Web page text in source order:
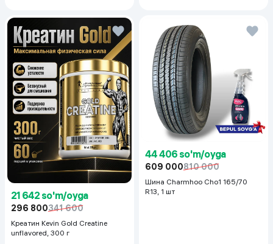
21 642 so'm/oyga
296 800341 600
Креатин Kevin Gold Creatine
unflavored, 300 г
44 406 so'm/oyga
609 000810 000
Шина Charmhoo Cho1 165/70
R13, 1 шт